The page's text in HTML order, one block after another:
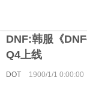
DNF:韩服《
Q4上线
DOT 1900/1/1 0:00:00